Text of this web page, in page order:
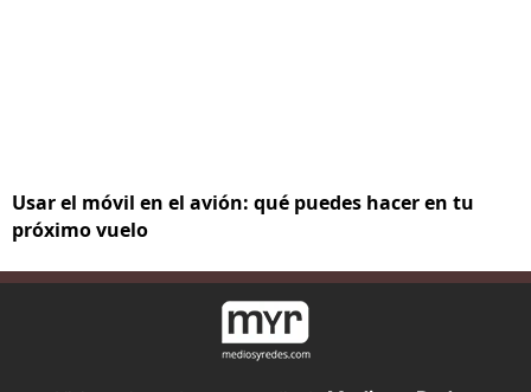
Usar el móvil en el avión: qué puedes hacer en tu
próximo vuelo